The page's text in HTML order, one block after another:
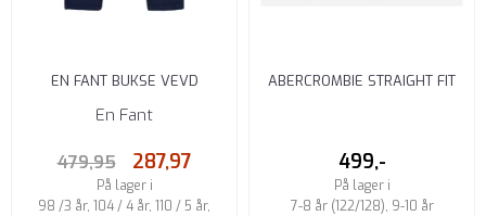
EN FANT BUKSE VEVD
MEDIEVAL BLUE
En Fant
479,95 287,97
På lager i
98 /3 år, 104 / 4 år, 110 / 5 år,
ABERCROMBIE STRAIGHT FIT
499,-
På lager i
7-8 år (122/128), 9-10 år